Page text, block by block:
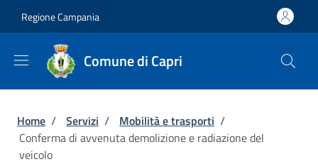
Regione Campania
Comune di Capri
Briciole di pane
Home / Servizi / Mobilità e trasporti /
Conferma di avvenuta demolizione e radiazione del
veicolo